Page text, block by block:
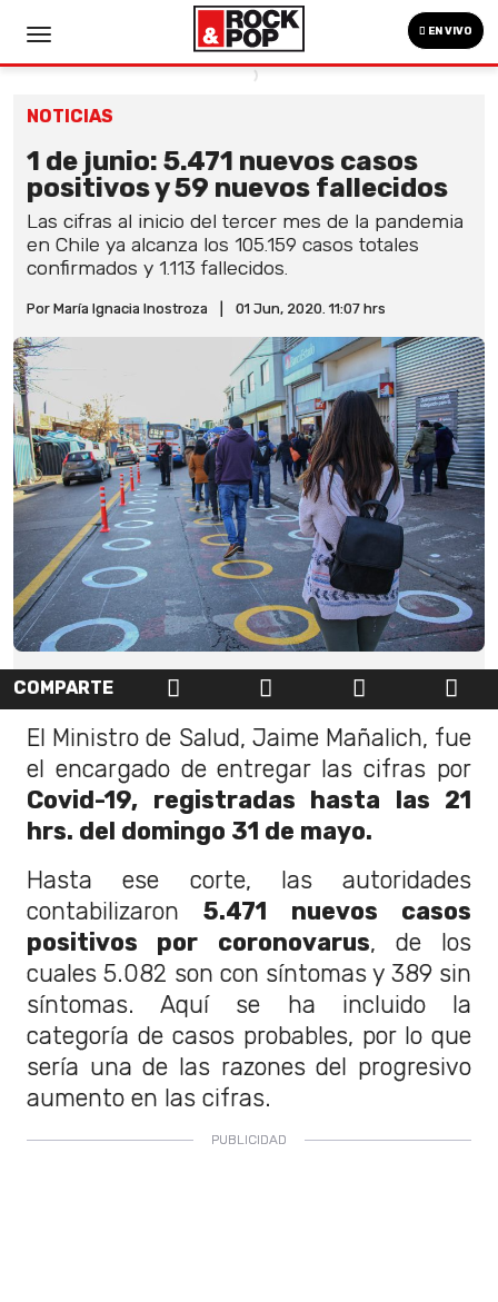
EN VIVO
NOTICIAS
1 de junio: 5.471 nuevos casos
positivos y 59 nuevos fallecidos
Las cifras al inicio del tercer mes de la pandemia
en Chile ya alcanza los 105.159 casos totales
confirmados y 1.113 fallecidos.
Por María Ignacia Inostroza 01 Jun, 2020. 11:07 hrs
COMPARTE
El Ministro de Salud, Jaime Mañalich, fue
el encargado de entregar las cifras por
Covid-19, registradas hasta las 21
hrs. del domingo 31 de mayo.
Hasta ese corte, las autoridades
contabilizaron5.471 nuevos casos
positivos por coronovarus, de los
cuales 5.082 son con síntomas y 389 sin
síntomas. Aquí se ha incluido la
categoría de casos probables, por lo que
sería una de las razones del progresivo
aumento en las cifras.